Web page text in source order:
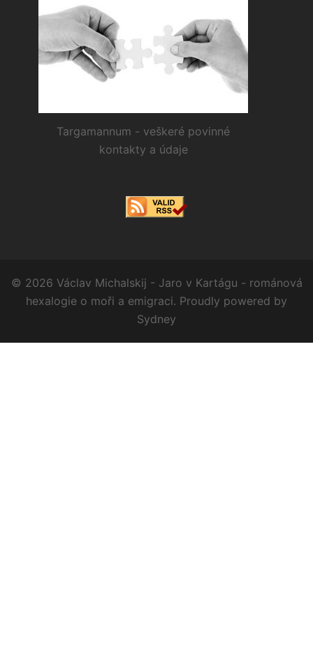
Targamannum - veškeré povinné
kontakty a údaje
© 2026 Václav Michalskij - Jaro v Kartágu - románová
hexalogie o moři a emigraci. Proudly powered by
Sydney